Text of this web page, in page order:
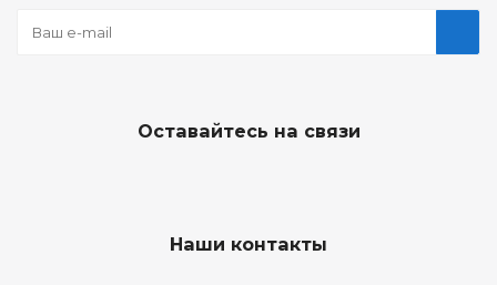
Оставайтесь на связи
Наши контакты